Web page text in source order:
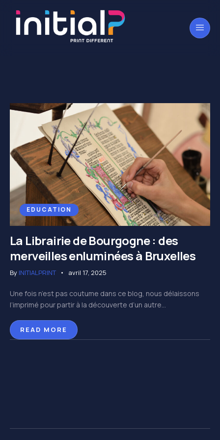
EDUCATION
La Librairie de Bourgogne : des
merveilles enluminées à Bruxelles
By INITIALPRINT avril 17, 2025
Une fois n’est pas coutume dans ce blog, nous délaissons
l’imprimé pour partir à la découverte d’un autre...
READ MORE